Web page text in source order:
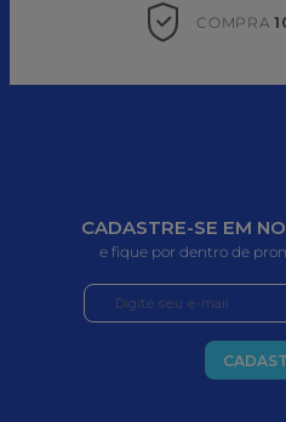
COMPRA
CADASTRE-SE EM
e fique por dentro de